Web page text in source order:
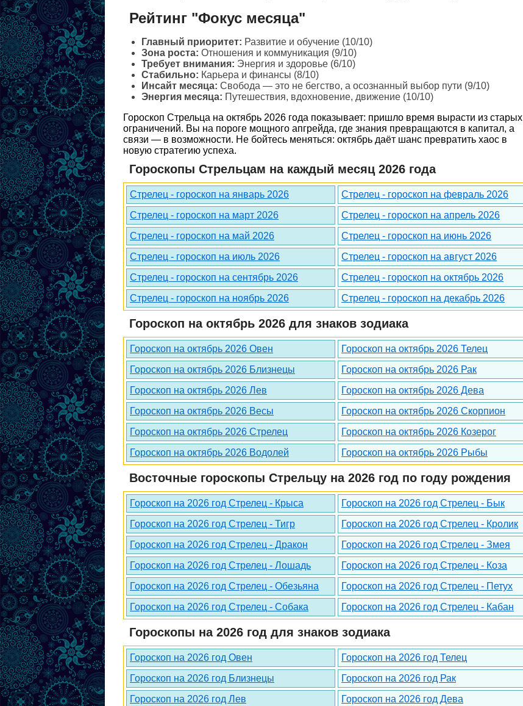
Рейтинг "Фокус месяца"
Главный приоритет: Развитие и обучение (10/10)
Зона роста: Отношения и коммуникация (9/10)
Требует внимания: Энергия и здоровье (6/10)
Стабильно: Карьера и финансы (8/10)
Инсайт месяца: Свобода — это не бегство, а осознанный выбор пути (9/10)
Энергия месяца: Путешествия, вдохновение, движение (10/10)
Гороскоп Стрельца на октябрь 2026 года показывает: пришло время вырасти из старых
ограничений. Вы на пороге мощного апгрейда, где знания превращаются в капитал, а
связи — в возможности. Не бойтесь меняться: октябрь даёт шанс превратить хаос в
новую стратегию успеха.
Гороскопы Стрельцам на каждый месяц 2026 года
Стрелец - гороскоп на январь 2026
Стрелец - гороскоп на февраль 2026
Стрелец - гороскоп на март 2026
Стрелец - гороскоп на апрель 2026
Стрелец - гороскоп на май 2026
Стрелец - гороскоп на июнь 2026
Стрелец - гороскоп на июль 2026
Стрелец - гороскоп на август 2026
Стрелец - гороскоп на сентябрь 2026
Стрелец - гороскоп на октябрь 2026
Стрелец - гороскоп на ноябрь 2026
Стрелец - гороскоп на декабрь 2026
Гороскоп на октябрь 2026 для знаков зодиака
Гороскоп на октябрь 2026 Овен
Гороскоп на октябрь 2026 Телец
Гороскоп на октябрь 2026 Близнецы
Гороскоп на октябрь 2026 Рак
Гороскоп на октябрь 2026 Лев
Гороскоп на октябрь 2026 Дева
Гороскоп на октябрь 2026 Весы
Гороскоп на октябрь 2026 Скорпион
Гороскоп на октябрь 2026 Стрелец
Гороскоп на октябрь 2026 Козерог
Гороскоп на октябрь 2026 Водолей
Гороскоп на октябрь 2026 Рыбы
Восточные гороскопы Стрельцу на 2026 год по году рождения
Гороскоп на 2026 год Стрелец - Крыса
Гороскоп на 2026 год Стрелец - Бык
Гороскоп на 2026 год Стрелец - Тигр
Гороскоп на 2026 год Стрелец - Кролик
Гороскоп на 2026 год Стрелец - Дракон
Гороскоп на 2026 год Стрелец - Змея
Гороскоп на 2026 год Стрелец - Лошадь
Гороскоп на 2026 год Стрелец - Коза
Гороскоп на 2026 год Стрелец - Обезьяна
Гороскоп на 2026 год Стрелец - Петух
Гороскоп на 2026 год Стрелец - Собака
Гороскоп на 2026 год Стрелец - Кабан
Гороскопы на 2026 год для знаков зодиака
Гороскоп на 2026 год Овен
Гороскоп на 2026 год Телец
Гороскоп на 2026 год Близнецы
Гороскоп на 2026 год Рак
Гороскоп на 2026 год Лев
Гороскоп на 2026 год Дева